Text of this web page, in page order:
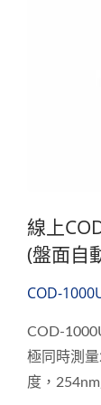
線上
(盤面自
COD-
COD-
極同時測
度，